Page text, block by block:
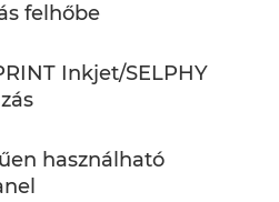
felhőbe
Inkjet/SELPHY
használható